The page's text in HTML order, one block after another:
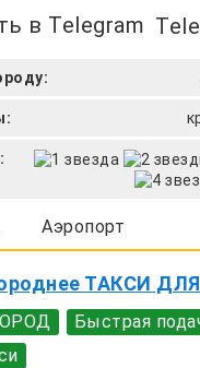
Аэропорт
ТАКСИ
Быстрая